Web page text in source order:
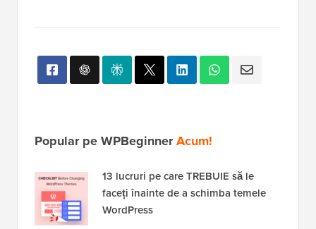
Popular pe WPBeginnerAcum!
13 lucruri pe care TREBUIE să le
faceți înainte de a schimba temele
WordPress